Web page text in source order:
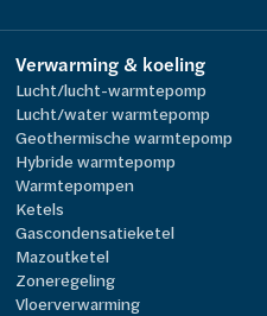
Verwarming & koeling
Lucht/lucht-warmtepomp
Lucht/water warmtepomp
Geothermische warmtepomp
Hybride warmtepomp
Warmtepompen
Ketels
Gascondensatieketel
Mazoutketel
Zoneregeling
Vloerverwarming